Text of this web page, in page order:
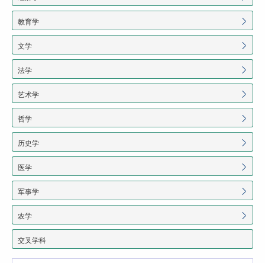
教育学
文学
法学
艺术学
哲学
历史学
医学
军事学
农学
交叉学科